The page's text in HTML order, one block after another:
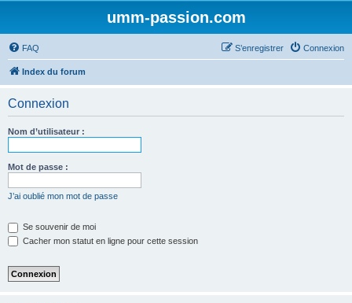
umm-passion.com
FAQ Connexion
S’enregistrer
Index du forum
Connexion
Nom d’utilisateur :
Mot de passe :
J’ai oublié mon mot de passe
Se souvenir de moi
Cacher mon statut en ligne pour cette session